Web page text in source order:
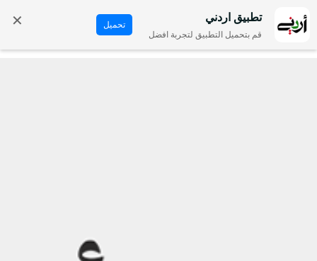
تطبيق اردني
قم بتحميل التطبيق لتجربة افضل
تحميل ✕